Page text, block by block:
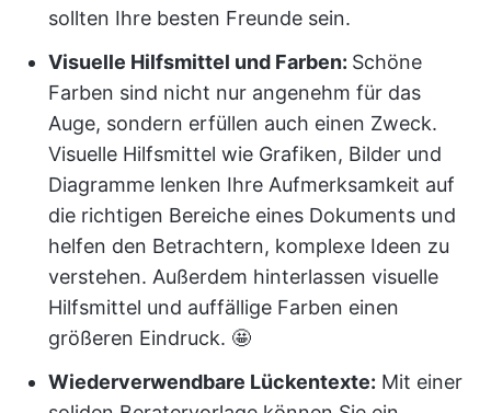
sollten Ihre besten Freunde sein.
Visuelle Hilfsmittel und Farben: Schöne
Farben sind nicht nur angenehm für das
Auge, sondern erfüllen auch einen Zweck.
Visuelle Hilfsmittel wie Grafiken, Bilder und
Diagramme lenken Ihre Aufmerksamkeit auf
die richtigen Bereiche eines Dokuments und
helfen den Betrachtern, komplexe Ideen zu
verstehen. Außerdem hinterlassen visuelle
Hilfsmittel und auffällige Farben einen
größeren Eindruck. 🤩
Wiederverwendbare Lückentexte: Mit einer